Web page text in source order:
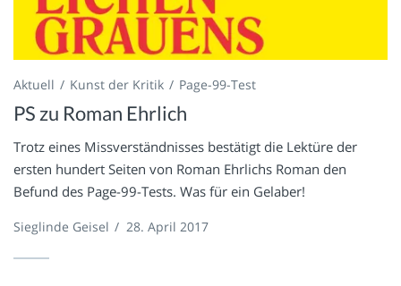
Aktuell Kunst der Kritik Page-99-Test
PS zu Roman Ehrlich
Trotz eines Missverständnisses bestätigt die Lektüre der
ersten hundert Seiten von Roman Ehrlichs Roman den
Befund des Page-99-Tests. Was für ein Gelaber!
Sieglinde Geisel / 28. April 2017